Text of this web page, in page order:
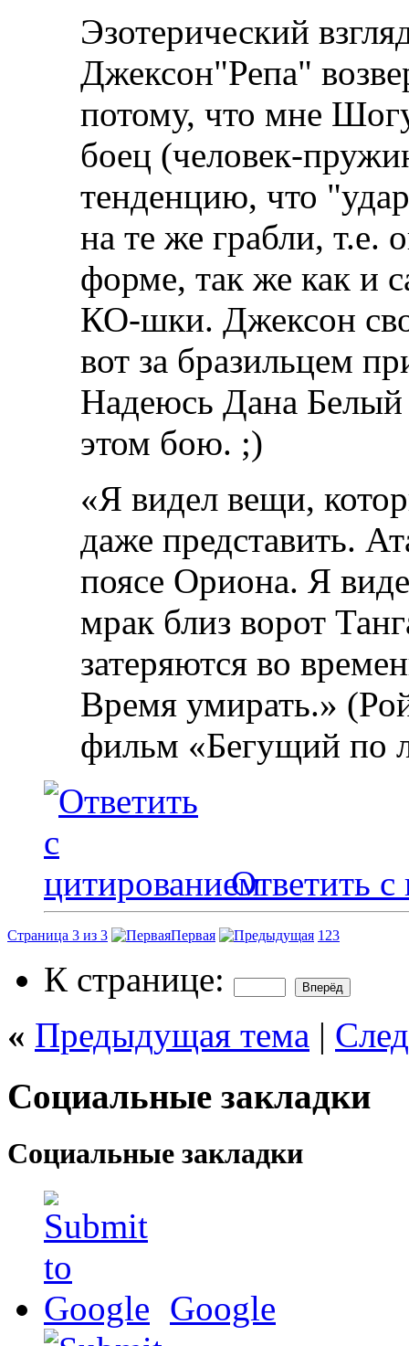
Эзотерический
Джексон"Репа"
потому, что мне
боец (человек-
тенденцию, что
на те же грабли, т.е.
форме, так же как и
КО-шки. Джексон
вот за бразильцем
Надеюсь Дана Белый
этом бою. ;)
«Я видел вещи,
даже представить.
поясе Ориона. Я
мрак близ ворот
затеряются во
Время умирать.»
фильм «Бегущий по
Ответить с
Страница 3 из 3 Первая 123
К странице:
« Предыдущая тема |
Социальные закладки
Социальные закладки
Google